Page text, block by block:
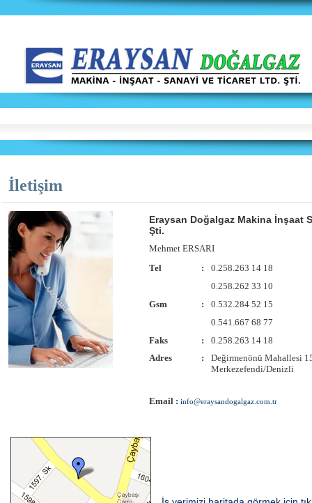
İletişim
Eraysan Doğalgaz Makina İnşaat
Şti.
Mehmet ERSARI
Tel
:
0.258.263 14 18
0.258.262 33 10
Gsm
:
0.532.284 52 15
0.541.667 68 77
Faks
:
0.258.263 14 18
Adres
:
Değirmenönü Mahallesi
Merkezefendi/Denizli
Email : info@eraysandogalgaz.com.tr